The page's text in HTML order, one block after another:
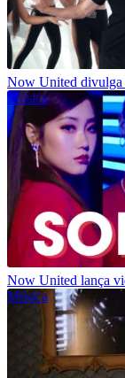
Now United divulga
Música
Now United lança
Música